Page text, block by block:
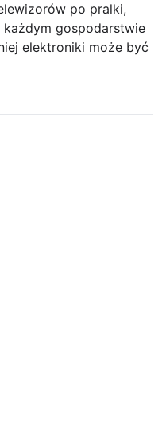
po pralki,
każdym gospodarstwie
elektroniki może być